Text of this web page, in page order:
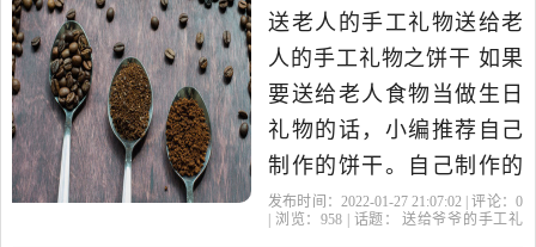
可以听听收音机晚上太黑
了还有手柄那里还有手电
筒，对于..
作）
送老人的手工礼物送给老
人的手工礼物之饼干 如果
要送给老人食物当做生日
礼物的话，小编推荐自己
制作的饼干。自己制作的
饼干不仅健康，而且还代
发布时间：2022-01-27 21:07:02 | 评论： 0
| 浏览： 958 | 话题：
送给爷爷的手工礼